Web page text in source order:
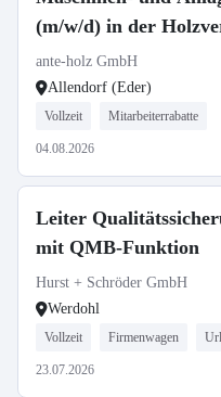
(m/w/d) in der
ante-holz GmbH
Allendorf (Eder)
Vollzeit Mitarbeiterrabatte
04.08.2026
Leiter
mit QMB-Funktion
Hurst + Schröder GmbH
Werdohl
Vollzeit Firmenwagen
23.07.2026